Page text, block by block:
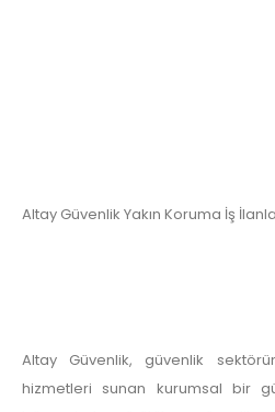
Altay Güvenlik Yakın Koruma İş
Altay Güvenlik, güvenlik
hizmetleri sunan kurumsal bir